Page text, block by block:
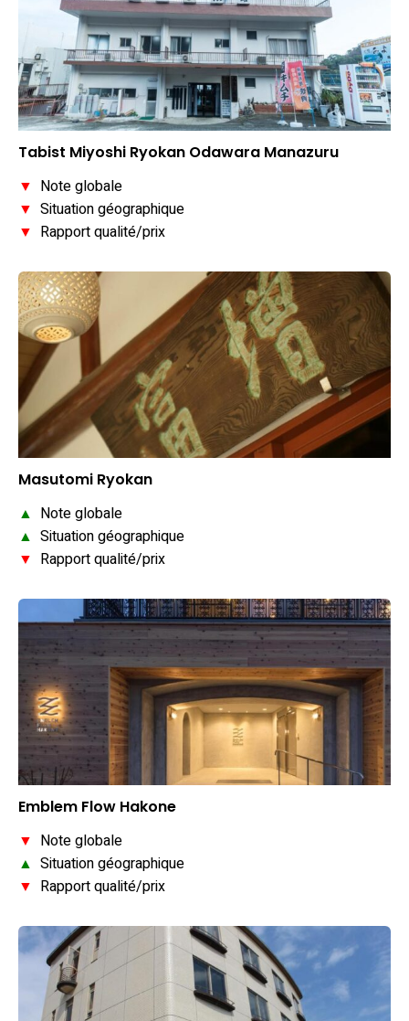
Tabist Miyoshi Ryokan Odawara Manazuru
▼ Note globale
▼ Situation géographique
▼ Rapport qualité/prix
Masutomi Ryokan
▲ Note globale
▲ Situation géographique
▼ Rapport qualité/prix
Emblem Flow Hakone
▼ Note globale
▲ Situation géographique
▼ Rapport qualité/prix